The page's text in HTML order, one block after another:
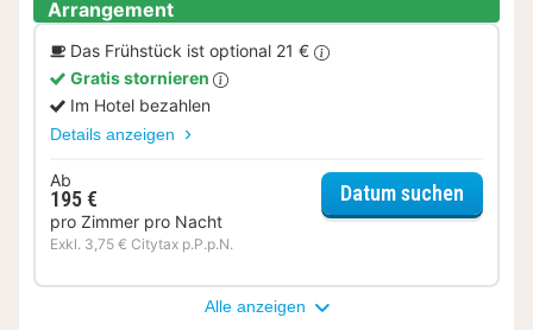
Arrangement
Das Frühstück ist optional 21 €
Gratis stornieren
Im Hotel bezahlen
Details anzeigen
Ab
195 €
pro Zimmer pro Nacht
Exkl. 3,75 € Citytax p.P.p.N.
Datum suchen
Alle anzeigen